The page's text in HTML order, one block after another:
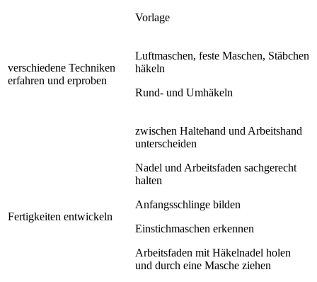
Vorlage
verschiedene Techniken
erfahren und erproben
Luftmaschen, feste Maschen, Stäbchen
häkeln
Rund- und Umhäkeln
Fertigkeiten entwickeln
zwischen Haltehand und Arbeitshand
unterscheiden
Nadel und Arbeitsfaden sachgerecht
halten
Anfangsschlinge bilden
Einstichmaschen erkennen
Arbeitsfaden mit Häkelnadel holen
und durch eine Masche ziehen